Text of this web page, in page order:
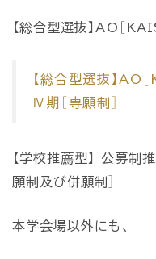
【総合型選抜】AO［
【総合型選抜】AO
Ⅳ期［専願制］
【学校推薦型】 公募
願制及び併願制］
本学会場以外にも、